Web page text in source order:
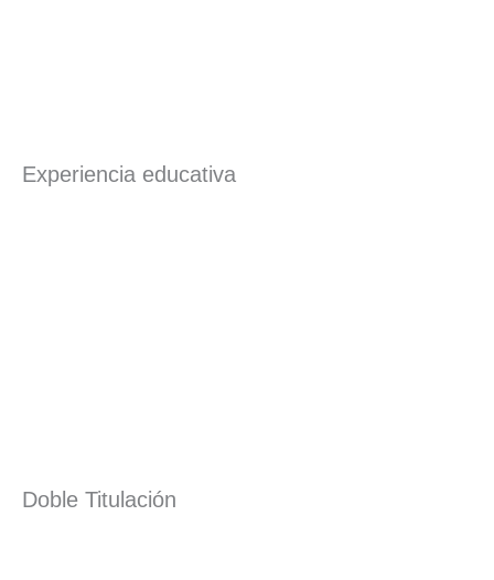
Experiencia educativa
Doble Titulación